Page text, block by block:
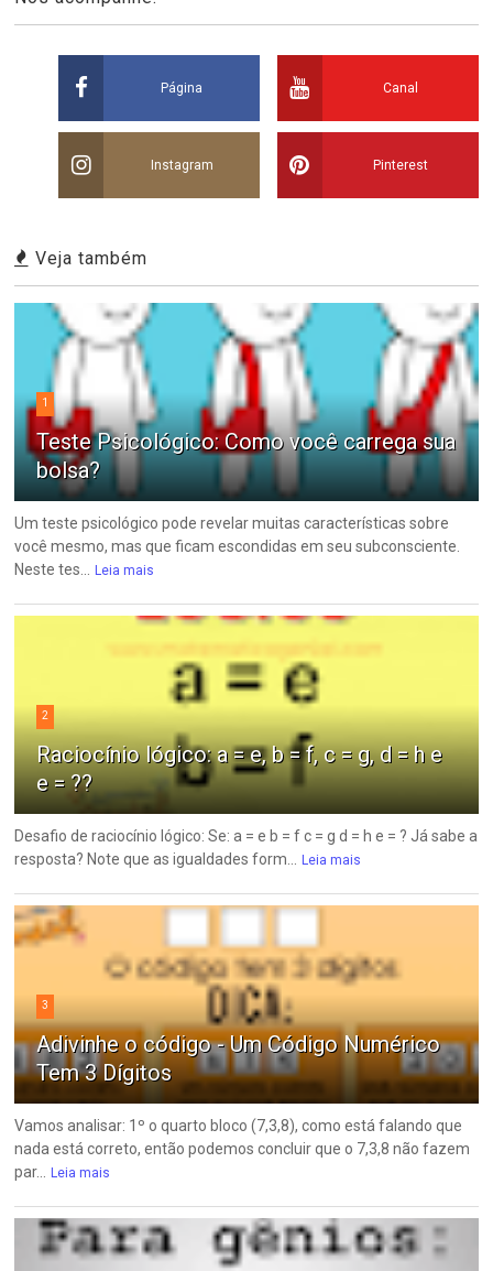
Página Canal
Instagram Pinterest
Veja também
1
Teste Psicológico: Como você carrega sua
bolsa?
Um teste psicológico pode revelar muitas características sobre
você mesmo, mas que ficam escondidas em seu subconsciente.
Neste tes...
Leia mais
2
Raciocínio lógico: a = e, b = f, c = g, d = h e
e = ??
Desafio de raciocínio lógico: Se: a = e b = f c = g d = h e = ? Já sabe a
resposta? Note que as igualdades form...
Leia mais
3
Adivinhe o código - Um Código Numérico
Tem 3 Dígitos
Vamos analisar: 1º o quarto bloco (7,3,8), como está falando que
nada está correto, então podemos concluir que o 7,3,8 não fazem
par...
Leia mais